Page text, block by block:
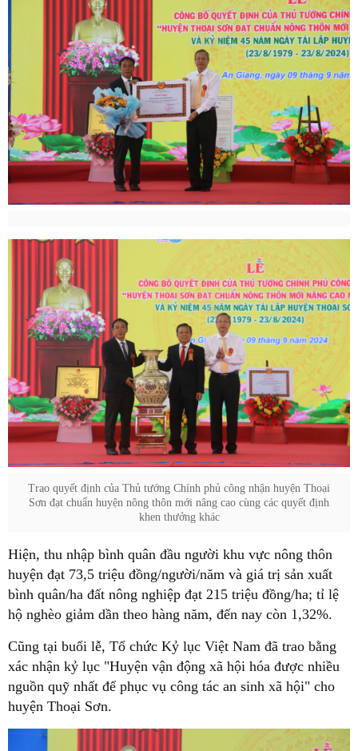
Trao quyết định của Thủ tướng Chính phủ công nhận huyện Thoại
Sơn đạt chuẩn huyện nông thôn mới nâng cao cùng các quyết định
khen thưởng khác
Hiện, thu nhập bình quân đầu người khu vực nông thôn
huyện đạt 73,5 triệu đồng/người/năm và giá trị sản xuất
bình quân/ha đất nông nghiệp đạt 215 triệu đồng/ha; tỉ lệ
hộ nghèo giảm dần theo hàng năm, đến nay còn 1,32%.
Cũng tại buổi lễ, Tổ chức Kỷ lục Việt Nam đã trao bằng
xác nhận kỷ lục "Huyện vận động xã hội hóa được nhiều
nguồn quỹ nhất để phục vụ công tác an sinh xã hội" cho
huyện Thoại Sơn.